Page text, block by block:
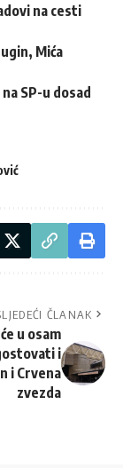
na cesti
Mića
SP-u dosad
ČLANAK
u osam
i
i Crvena
zvezda